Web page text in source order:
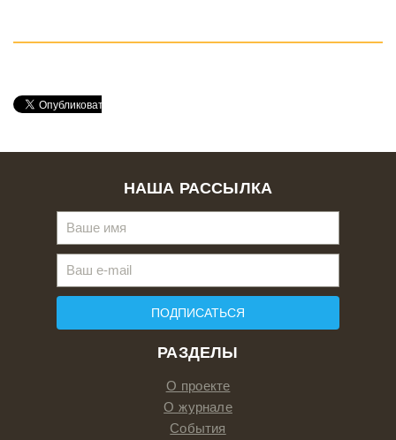
РАЗДЕЛЫ
О проекте
О журнале
События
НАША РАССЫЛКА
ПОДПИСАТЬСЯ